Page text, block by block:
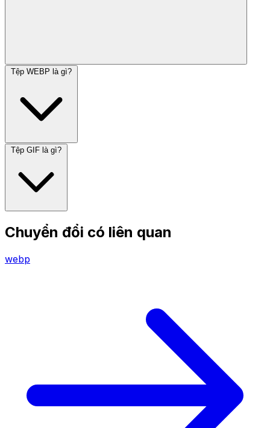
Tệp WEBP là gì?
Tệp GIF là gì?
Chuyển đổi có liên quan
webp